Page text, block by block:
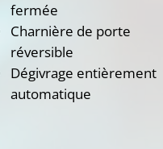
fermée
Charnière de porte
réversible
Dégivrage entièrement
automatique